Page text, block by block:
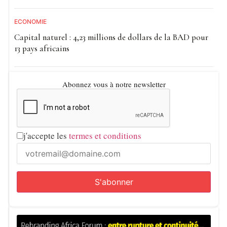
ECONOMIE
Capital naturel : 4,23 millions de dollars de la BAD pour
13 pays africains
Abonnez vous à notre newsletter
j'accepte les termes et conditions